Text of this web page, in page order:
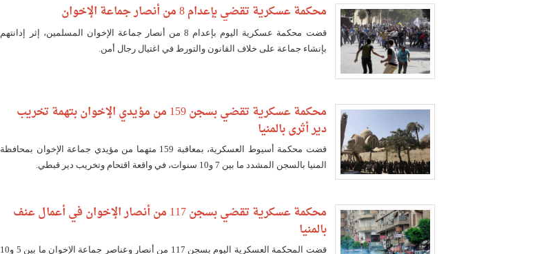
محكمة عسكرية تقضي بإعدام 8 من أنصار جماعة الإخوان
قضت محكمة عسكرية اليوم بإعدام 8 من أنصار جماعة الإخوان المسلمين، إثر إدانتهم
بإنشاء جماعة على خلاف القانون والتورط في اغتيال رجال أمن.
محكمة عسكرية تقضي بسجن 159 من مؤيدي الإخوان بتهمة تخريب
دير أثري بالمنيا
قضت محكمة أسيوط العسكرية، بمعاقبة 159 متهما من مؤيدي جماعة الإخوان بمحافظة
المنيا بالسجن المشدد ما بين 7 و10 سنوات، في واقعة اقتحام وتخريب دير قبطي.
محكمة عسكرية تقضي بسجن 117 من أنصار الإخوان في أعمال عنف
بالمنيا
قضت المحكمة العسكرية اليوم بسجن 117 من أنصار وعناصر جماعة الإخوان ما بين 5 و10